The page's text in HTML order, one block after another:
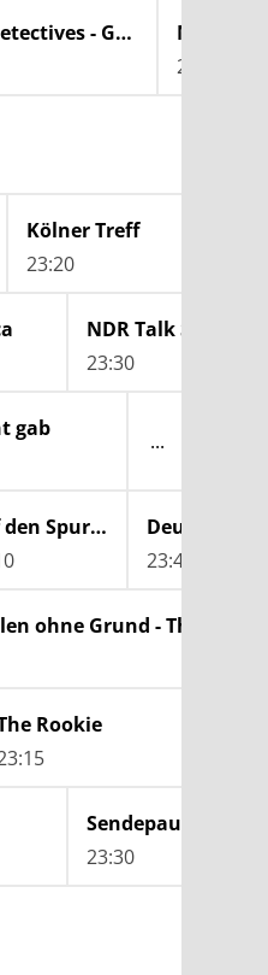
Medical Detectives - Geheimnisse der Gerichtsmedizin
23:45
Kölner Treff
23:20
NDR Talk Show
23:30
gab
Auf den Spuren von Julias Mörder
Deutschrap
23:40
ohne Grund - The
Rookie
Sendepause
23:30